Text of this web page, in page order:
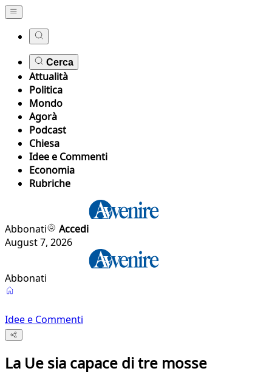
Cerca
Attualità
Politica
Mondo
Agorà
Podcast
Chiesa
Idee e Commenti
Economia
Rubriche
Abbonati
Accedi
August 7, 2026
Abbonati
Idee e Commenti
La Ue sia capace di tre mosse